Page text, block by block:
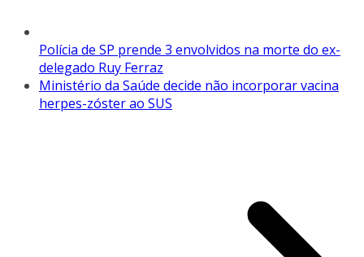
Polícia de SP prende 3 envolvidos na morte do ex-
delegado Ruy Ferraz
Ministério da Saúde decide não incorporar vacina
herpes-zóster ao SUS